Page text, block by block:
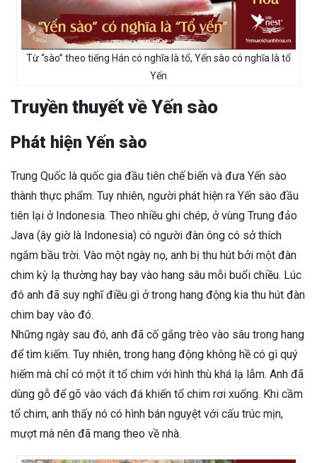
Từ “sào” theo tiếng Hán có nghĩa là tổ, Yến sào có nghĩa là tổ
Yến
Truyền thuyết về Yến sào
Phát hiện Yến sào
Trung Quốc là quốc gia đầu tiên chế biến và đưa Yến sào
thành thực phẩm. Tuy nhiên, người phát hiện ra Yến sào đầu
tiên lại ở Indonesia. Theo nhiều ghi chép, ở vùng Trung đảo
Java (ây giờ là Indonesia) có người đàn ông có sở thích
ngắm bầu trời. Vào một ngày nọ, anh bị thu hút bởi một đàn
chim kỳ lạ thường hay bay vào hang sâu mỗi buổi chiều. Lúc
đó anh đã suy nghĩ điều gì ở trong hang động kia thu hút đàn
chim bay vào đó.
Những ngày sau đó, anh đã cố gắng trèo vào sâu trong hang
để tìm kiếm. Tuy nhiên, trong hang động không hề có gì quý
hiếm mà chỉ có một ít tổ chim với hình thù khá lạ lẫm. Anh đã
dùng gỗ để gõ vào vách đá khiến tổ chim rơi xuống. Khi cầm
tổ chim, anh thấy nó có hình bán nguyệt với cấu trúc mịn,
mượt mà nên đã mang theo về nhà.